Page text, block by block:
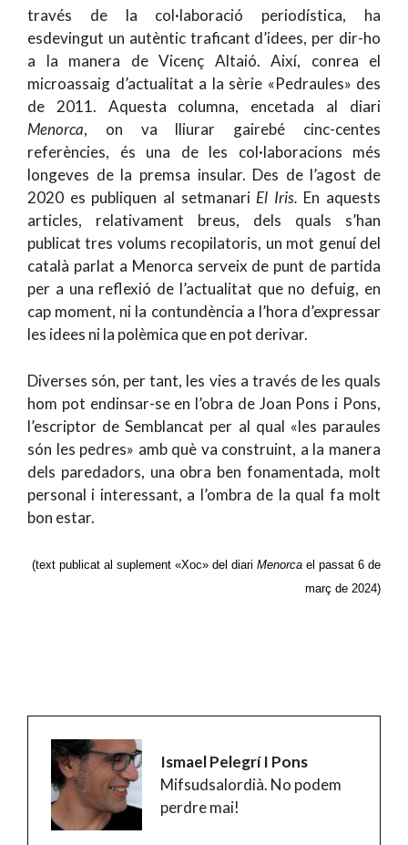
través de la col·laboració periodística, ha
esdevingut un autèntic traficant d’idees, per dir-ho
a la manera de Vicenç Altaió. Així, conrea el
microassaig d’actualitat a la sèrie «Pedraules» des
de 2011. Aquesta columna, encetada al diari
Menorca, on va lliurar gairebé cinc-centes
referències, és una de les col·laboracions més
longeves de la premsa insular. Des de l’agost de
2020 es publiquen al setmanari El Iris. En aquests
articles, relativament breus, dels quals s’han
publicat tres volums recopilatoris, un mot genuí del
català parlat a Menorca serveix de punt de partida
per a una reflexió de l’actualitat que no defuig, en
cap moment, ni la contundència a l’hora d’expressar
les idees ni la polèmica que en pot derivar.
Diverses són, per tant, les vies a través de les quals
hom pot endinsar-se en l’obra de Joan Pons i Pons,
l’escriptor de Semblancat per al qual «les paraules
són les pedres» amb què va construint, a la manera
dels paredadors, una obra ben fonamentada, molt
personal i interessant, a l’ombra de la qual fa molt
bon estar.
(text publicat al suplement «Xoc» del diari Menorca el passat 6 de
març de 2024)
Ismael Pelegrí I Pons
Mifsudsalordià. No podem
perdre mai!